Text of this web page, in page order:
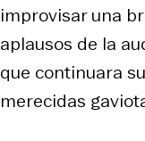
improvisar una
aplausos de la
que continuara
merecidas